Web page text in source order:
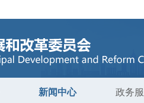
新闻中心 政务